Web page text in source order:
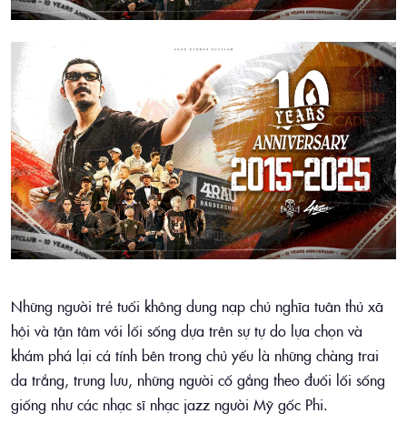
Những người trẻ tuổi không dung nạp chủ nghĩa tuân thủ xã
hội và tận tâm với lối sống dựa trên sự tự do lựa chọn và
khám phá lại cá tính bên trong chủ yếu là những chàng trai
da trắng, trung lưu, những người cố gắng theo đuổi lối sống
giống như các nhạc sĩ nhạc jazz người Mỹ gốc Phi.